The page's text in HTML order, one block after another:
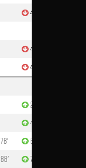
46'
46'
46'
28'
46'
78' 63'
88' 70'